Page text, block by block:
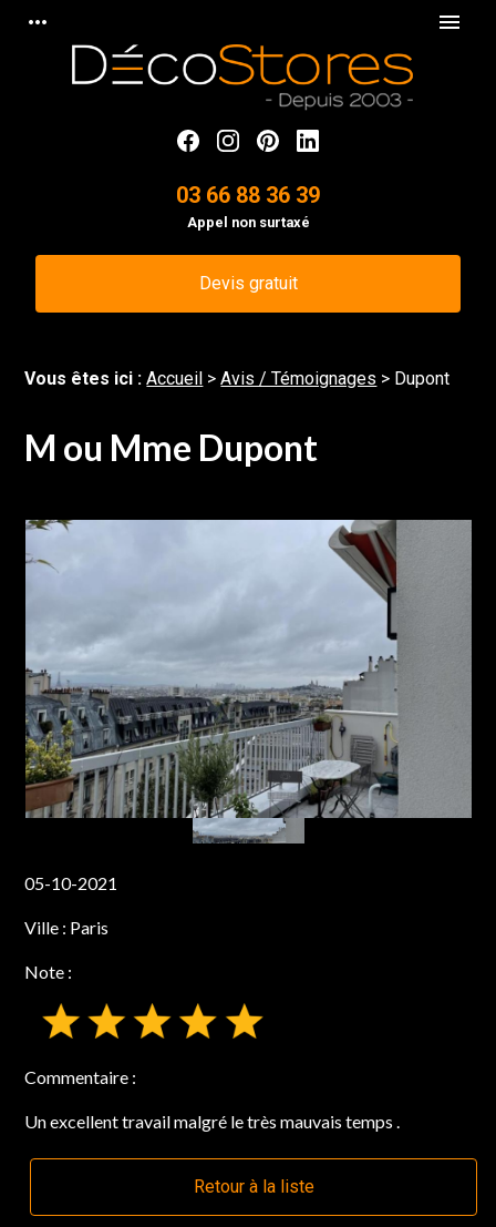
more_horiz menu
03 66 88 36 39
Appel non surtaxé
Devis gratuit
Vous êtes ici :Accueil >Avis / Témoignages > Dupont
M ou Mme Dupont
05-10-2021
Ville : Paris
Note :
Commentaire :
Un excellent travail malgré le très mauvais temps .
Retour à la liste